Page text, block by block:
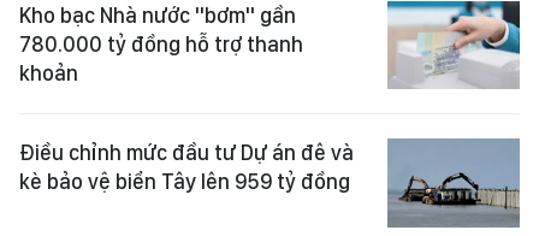
Kho bạc Nhà nước "bơm" gần
780.000 tỷ đồng hỗ trợ thanh
khoản
Điều chỉnh mức đầu tư Dự án đê và
kè bảo vệ biển Tây lên 959 tỷ đồng